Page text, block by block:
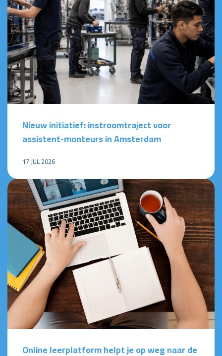
Nieuw initiatief: instroomtraject voor
assistent-monteurs in Amsterdam
17 JUL 2026
Online leerplatform helpt je op weg naar de